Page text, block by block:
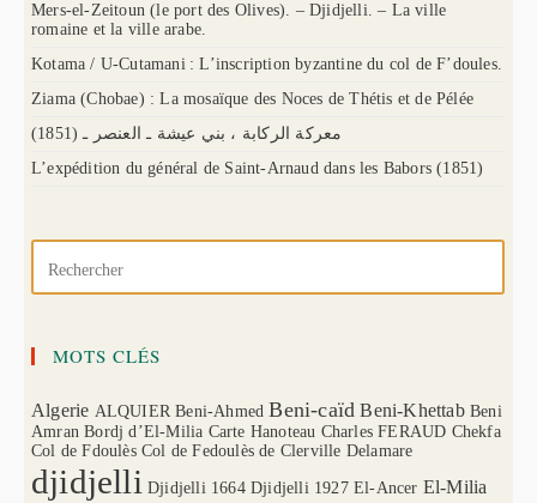
Mers-el-Zeitoun (le port des Olives). – Djidjelli. – La ville
romaine et la ville arabe.
Kotama / U-Cutamani : L’inscription byzantine du col de F’doules.
Ziama (Chobae) : La mosaïque des Noces de Thétis et de Pélée
(1851) معركة الركابة ، بني عيشة ـ العنصر ـ
L’expédition du général de Saint-Arnaud dans les Babors (1851)
MOTS CLÉS
Algerie ALQUIER Beni-Ahmed Beni-caïd Beni-Khettab Beni
Amran Bordj d’El-Milia Carte Hanoteau Charles FERAUD Chekfa
Col de Fdoulès Col de Fedoulès de Clerville Delamare
djidjelli Djidjelli 1664 Djidjelli 1927 El-Ancer El-Milia